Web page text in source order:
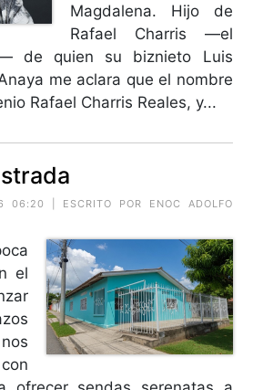
Magdalena. Hijo de
Rafael Charris —el
de quien su biznieto Luis
me aclara que el nombre
Rafael Charris Reales, y...
06:20 | ESCRITO POR ENOC ADOLFO
el